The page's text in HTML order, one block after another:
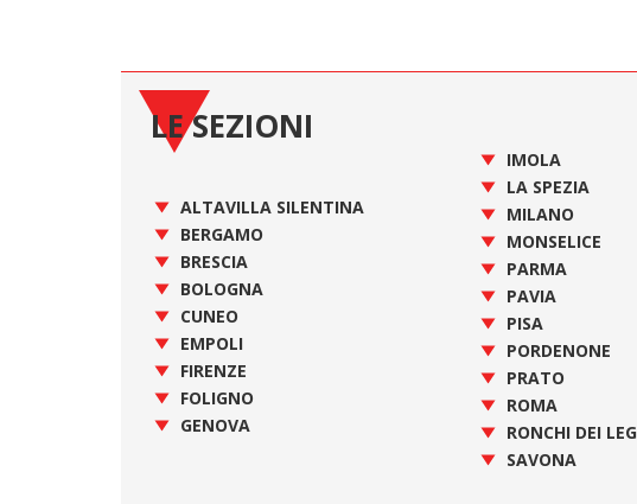
LE SEZIONI
ALTAVILLA SILENTINA
BERGAMO
BRESCIA
BOLOGNA
CUNEO
EMPOLI
FIRENZE
FOLIGNO
GENOVA
IMOLA
LA SPEZIA
MILANO
MONSELICE
PARMA
PAVIA
PISA
PORDENONE
PRATO
ROMA
RONCHI DEI
SAVONA